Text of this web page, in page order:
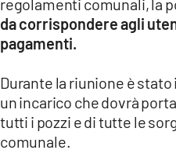
ANDROID
APPLE
da corrispondere agli
pagamenti.
Durante la riunione è
un incarico che dovrà
tutti i pozzi e di tutte le
comunale.